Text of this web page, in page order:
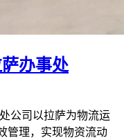
办事处
公司以拉萨为物流运
管理，实现物资流动